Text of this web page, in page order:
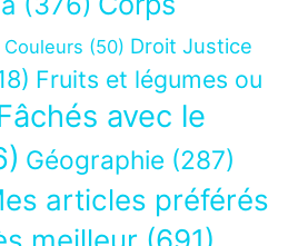
Couleurs (50) Droit Justice
Fruits et légumes ou
avec le
Géographie (287)
articles préférés